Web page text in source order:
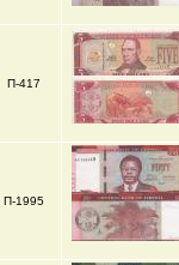
П-417
П-1995